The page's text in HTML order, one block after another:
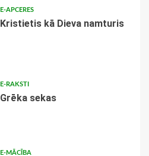
E-APCERES
Kristietis kā Dieva namturis
E-RAKSTI
Grēka sekas
E-MĀCĪBA